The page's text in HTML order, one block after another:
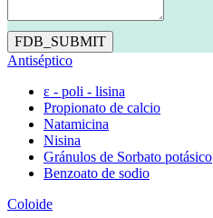
FDB_SUBMIT
Antiséptico
ε - poli - lisina
Propionato de calcio
Natamicina
Nisina
Gránulos de Sorbato potásico
Benzoato de sodio
Coloide